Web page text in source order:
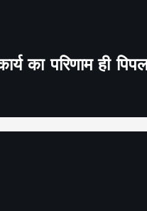
का परिणाम ही